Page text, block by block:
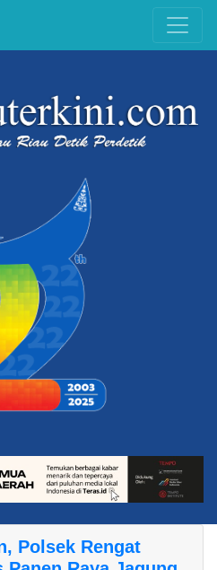
Polsek Rengat